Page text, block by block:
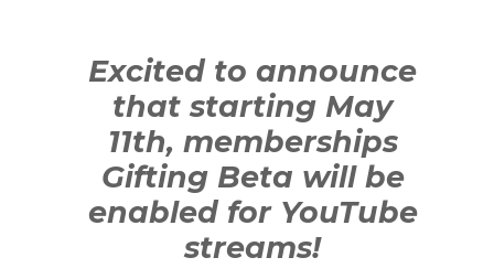
Excited to announce
that starting May
11th, memberships
Gifting Beta will be
enabled for YouTube
streams!